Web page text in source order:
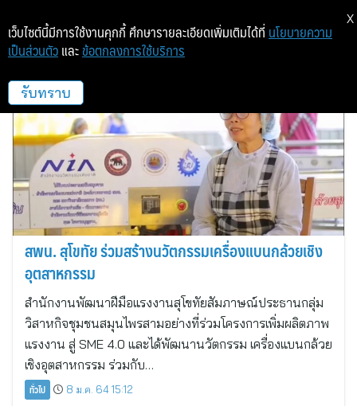
ทั่วไป
สพน. สุโขทัย ร่วมสร้างนวัตกรรมเครื่องแบนกล้วยเชิง
อุตสาหกรรม
สำนักงานพัฒนาฝีมือแรงงานสุโขทัยสัมภาษณ์ประธานกลุ่ม
วิสาหกิจชุมชนสมุนไพรสามอย่างที่ร่วมโครงการเพิ่มผลิตภาพ
แรงงาน สู่ SME 4.0 และได้พัฒนานวัตกรรม เครื่องแบนกล้วย
เชิงอุตสาหกรรม ร่วมกับ…
ทั่วไป 8 ม.ค. 64 15:12
เว็บไซต์นี้มีการใช้งานคุกกี้ ศึกษารายละเอียดเพิ่มเติมได้ที่ นโยบายความ
เป็นส่วนตัว และ ข้อตกลงการใช้บริการ
รับทราบ
X